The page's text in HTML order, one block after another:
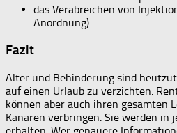
das Verabreichen von
Anordnung).
Fazit
Alter und Behinderung sind
auf einen Urlaub zu verzichten.
können aber auch ihren gesamten
Kanaren verbringen. Sie werden in